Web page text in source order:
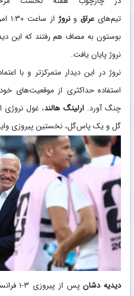
تیم‌هایعراق ونروژ
بوستون به مصاف هم رفتند که این
نروژ پایان یافت.
نروژ در این دیدار متمرکزتر و با
چنگ آورد. ارلینگ هالند
گل و یک پاس‌گل، نخستین پیروزی
دیدیه دشان
پس از